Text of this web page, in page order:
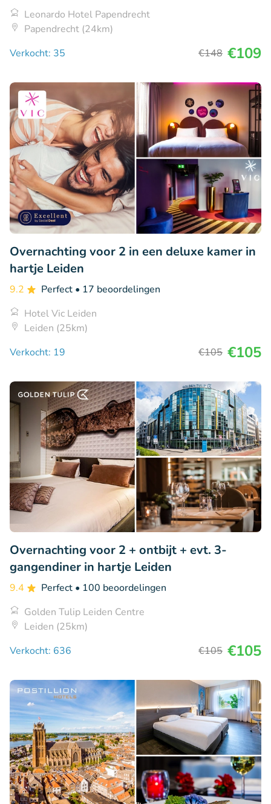
Leonardo Hotel Papendrecht
Papendrecht (24km)
Verkocht: 35
€148 €109
Overnachting voor 2 in een deluxe kamer in
hartje Leiden
9.2 Perfect • 17 beoordelingen
Hotel Vic Leiden
Leiden (25km)
Verkocht: 19
€105 €105
Overnachting voor 2 + ontbijt + evt. 3-
gangendiner in hartje Leiden
9.4 Perfect • 100 beoordelingen
Golden Tulip Leiden Centre
Leiden (25km)
Verkocht: 636
€105 €105